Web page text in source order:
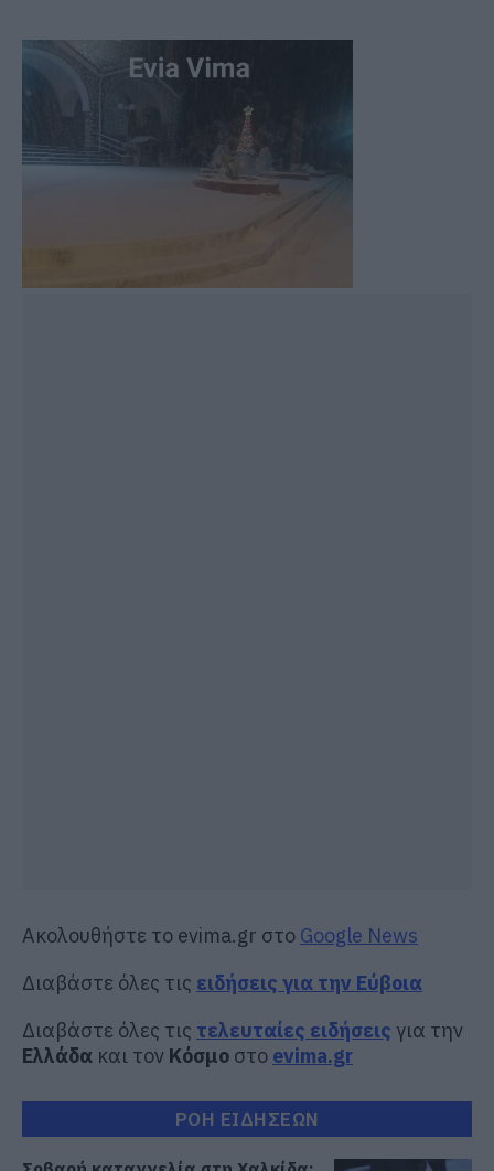
Ακολουθήστε το evima.gr στο Google News
Διαβάστε όλες τις ειδήσεις για την Εύβοια
Διαβάστε όλες τις τελευταίες ειδήσεις για την
Ελλάδα και τον Κόσμο στο evima.gr
ΡΟΗ ΕΙΔΗΣΕΩΝ